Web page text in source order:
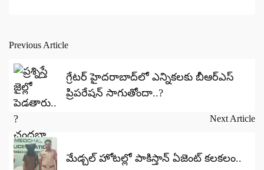
Post
navigation
Previous Article
గ్రేటర్‌ హైదరాబాద్‌లో ఎన్నికలకు బీఆర్ఎస్
ప్రిపరేషన్ సాగుతోందా..?
Next Article
మేడ్చల్ హోటల్లో పాకిస్తాన్ ఏజెంట్ కలకలం..